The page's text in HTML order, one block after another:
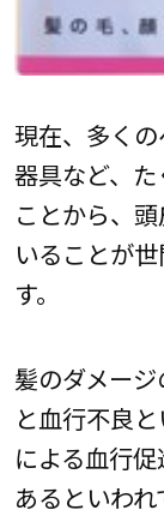
現在、多く
器具など、
ことから、
いることが
す。
髪のダメー
と血行不良
による血行
あるといわれ